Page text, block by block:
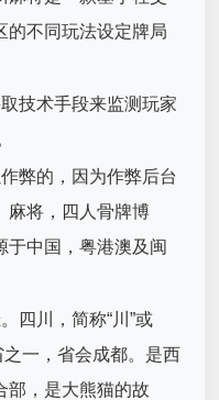
的不同玩法设定牌局
技术手段来监测玩家
弊的，因为作弊后台
麻将，四人骨牌博
于中国，粤港澳及闽
四川，简称“川”或
之一，省会成都。是西
部，是大熊猫的故